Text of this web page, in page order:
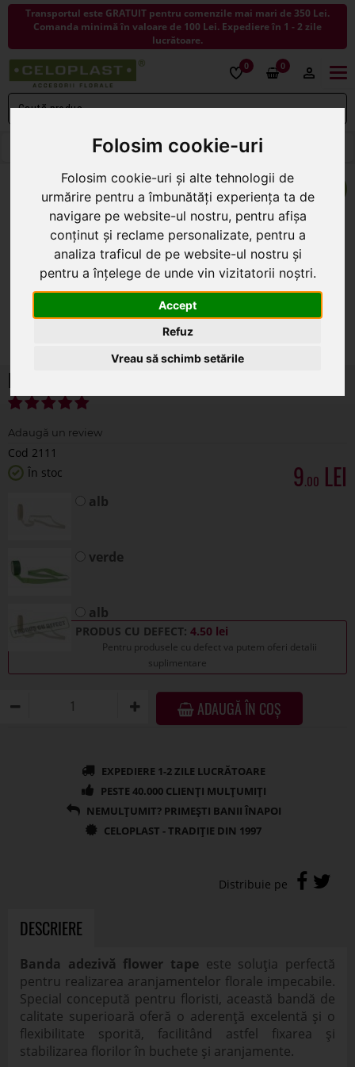
Folosim cookie-uri
Folosim cookie-uri și alte tehnologii de
urmărire pentru a îmbunătăți experiența ta de
navigare pe website-ul nostru, pentru afișa
conținut și reclame personalizate, pentru a
analiza traficul de pe website-ul nostru și
pentru a înțelege de unde vin vizitatorii noștri.
Accept
Refuz
Vreau să schimb setările
Transportul este GRATUIT pentru comenzile mai mari de 350 Lei.
Comanda minimă în valoare de 100 Lei. Expediere în 1 - 2 zile
lucrătoare.
0 0
< ÎNAPOI LA ACCESORII FLORISTICA
Flower tape banda adeziva pentru floristi
Cod 2111
În stoc
9.00
alb
verde
alb
PRODUS CU DEFECT: 4.50 lei
Pentru produsele cu defect va putem oferi detalii
suplimentare
ADAUGĂ ÎN COȘ
DESCRIERE
Banda adezivă flower tape este soluția perfectă
pentru realizarea aranjamentelor florale impecabile.
Special concepută pentru floristi, această bandă de
calitate superioară oferă o aderență excelentă și o
flexibilitate sporită, facilitând astfel fixarea și
stabilizarea florilor în buchete și aranjamente.